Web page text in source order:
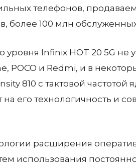
телефонов,
более 100 млн
Infinix HOT 20 5G не
POCO и Redmi, и в
810 с тактовой частотой
его технологичность и
расширения
использования